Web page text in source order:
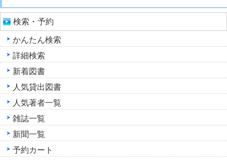
検索・予約
かんたん検索
詳細検索
新着図書
人気貸出図書
人気著者一覧
雑誌一覧
新聞一覧
予約カート